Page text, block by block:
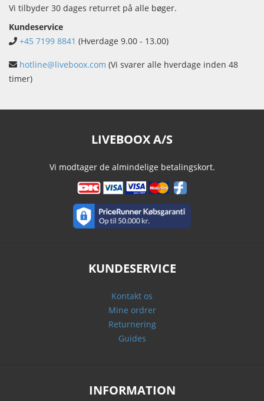
Vi tilbyder 30 dages returret på alle bøger.
Kundeservice
+45 7199 8841 (Hverdage 9.00 - 13.00)
hotline@liveboox.com (Vi svarer alle hverdage inden 48
timer)
LIVEBOOX A/S
Vi modtager de almindelige betalingskort.
KUNDESERVICE
Kontakt os
Mine ordrer
Returnering
Guides
INFORMATION